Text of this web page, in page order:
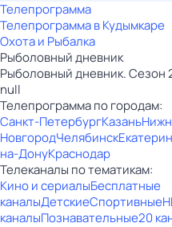
Телепрограмма
Телепрограмма в Кудымкаре
Охота и Рыбалка
Рыболовный дневник
Рыболовный дневник. Сезон
null
Телепрограмма по городам:
Санкт-ПетербургКазань
НовгородЧелябинск
на-ДонуКраснодар
Телеканалы по тематикам:
Кино и сериалыБесплатные
каналыДетскиеСпортивные
каналыПознавательные20